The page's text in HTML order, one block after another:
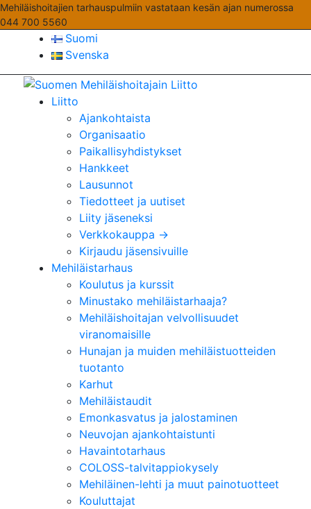
Mehiläishoitajien tarhauspulmiin vastataan kesän ajan numerossa
044 700 5560
Suomi
Svenska
Liitto
Ajankohtaista
Organisaatio
Paikallisyhdistykset
Hankkeet
Lausunnot
Tiedotteet ja uutiset
Liity jäseneksi
Verkkokauppa →
Kirjaudu jäsensivuille
Mehiläistarhaus
Koulutus ja kurssit
Minustako mehiläistarhaaja?
Mehiläishoitajan velvollisuudet
viranomaisille
Hunajan ja muiden mehiläistuotteiden
tuotanto
Karhut
Mehiläistaudit
Emonkasvatus ja jalostaminen
Neuvojan ajankohtaistunti
Havaintotarhaus
COLOSS-talvitappiokysely
Mehiläinen-lehti ja muut painotuotteet
Kouluttajat